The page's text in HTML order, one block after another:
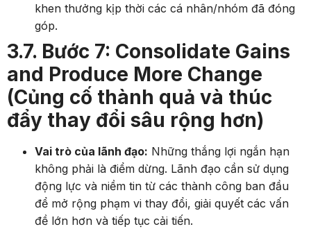
khen thưởng kịp thời các cá nhân/nhóm đã đóng
góp.
3.7. Bước 7: Consolidate Gains
and Produce More Change
(Củng cố thành quả và thúc
đẩy thay đổi sâu rộng hơn)
Vai trò của lãnh đạo: Những thắng lợi ngắn hạn
không phải là điểm dừng. Lãnh đạo cần sử dụng
động lực và niềm tin từ các thành công ban đầu
để mở rộng phạm vi thay đổi, giải quyết các vấn
đề lớn hơn và tiếp tục cải tiến.